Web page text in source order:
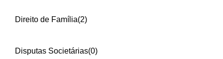
Direito de Família(2)
Disputas Societárias(0)